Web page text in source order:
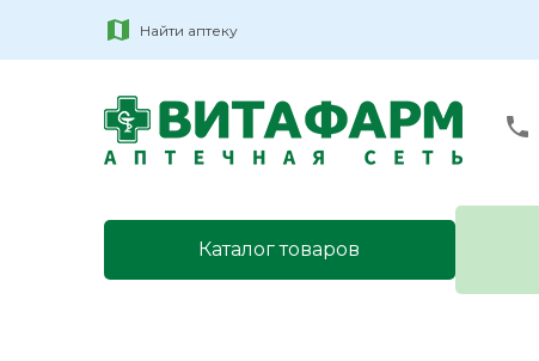
Найти аптеку
Каталог товаров